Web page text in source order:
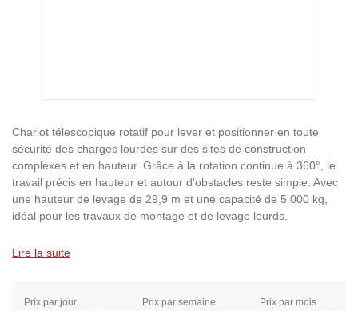
Chariot télescopique rotatif pour lever et positionner en toute
sécurité des charges lourdes sur des sites de construction
complexes et en hauteur. Grâce à la rotation continue à 360°, le
travail précis en hauteur et autour d'obstacles reste simple. Avec
une hauteur de levage de 29,9 m et une capacité de 5 000 kg,
idéal pour les travaux de montage et de levage lourds.
Lire la suite
Prix par jour Prix par semaine Prix par mois